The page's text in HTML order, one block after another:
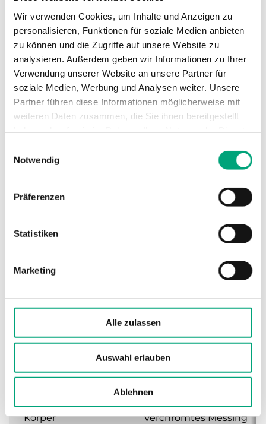
Wir verwenden Cookies, um Inhalte und Anzeigen zu
personalisieren, Funktionen für soziale Medien anbieten
zu können und die Zugriffe auf unsere Website zu
analysieren. Außerdem geben wir Informationen zu Ihrer
Verwendung unserer Website an unsere Partner für
soziale Medien, Werbung und Analysen weiter. Unsere
Partner führen diese Informationen möglicherweise mit
weiteren Daten zusammen, die Sie ihnen bereitgestellt
Notwendig
Präferenzen
Statistiken
Marketing
Alle zulassen
Auswahl erlauben
Ablehnen
Kühlbalken, Radiator
Nenndruckstufe PN10
Anschlussarten
BSP-Außengewinde
gemäß according to ISO
228/1
Ventilkennlinie Linear
Leckrate
0.0 % of Kvs (PTFE-
Kohlenstoff gefüllt, keine
Medien
Warmwasser, Kaltwasser,
(max. 30 % Glykol)
innen gedrückt wird
Anschluss,
M28 x 1,5
Körper
Verchromtes Messing